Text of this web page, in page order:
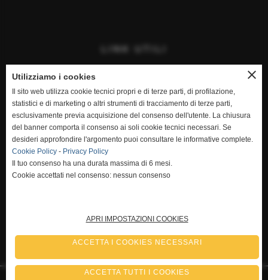
LINK UTILI
Contattaci
Privacy Policy
Cookie Policy
Mappa del sito web
close
Utilizziamo i cookies
Il sito web utilizza cookie tecnici propri e di terze parti, di profilazione,
statistici e di marketing o altri strumenti di tracciamento di terze parti,
esclusivamente previa acquisizione del consenso dell'utente. La chiusura
del banner comporta il consenso ai soli cookie tecnici necessari. Se
desideri approfondire l'argomento puoi consultare le informative complete.
Cookie Policy - Privacy Policy
Il tuo consenso ha una durata massima di 6 mesi.
Cookie accettati nel consenso: nessun consenso
APRI IMPOSTAZIONI COOKIES
ACCETTA I COOKIES NECESSARI
ACCETTA TUTTI I COOKIES